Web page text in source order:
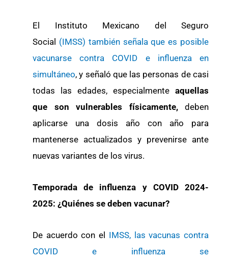
El Instituto Mexicano del Seguro
Social (IMSS) también señala que es posible
vacunarse contra COVID e influenza en
simultáneo, y señaló que las personas de casi
todas las edades, especialmente aquellas
que son vulnerables físicamente,deben
aplicarse una dosis año con año para
mantenerse actualizados y prevenirse ante
nuevas variantes de los virus.
Temporada de influenza y COVID 2024-
2025: ¿Quiénes se deben vacunar?
De acuerdo con el IMSS, las vacunas contra
COVID e influenza se